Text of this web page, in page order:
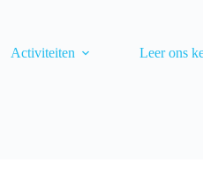
Activiteiten Leer ons